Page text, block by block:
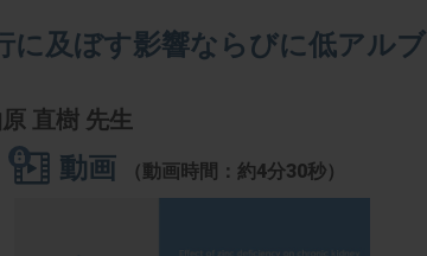
に及ぼす影響ならびに低アルブ
直樹 先生
動画 （動画時間：約4分30秒）